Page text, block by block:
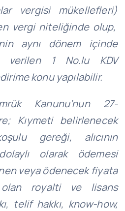
vergisi mükellefleri)
vergi niteliğinde olup,
aynı dönem içinde
verilen 1 No.lu KDV
konu yapılabilir.
Kanunu’nun 27-
Kıymeti belirlenecek
gereği, alıcının
olarak ödemesi
veya ödenecek fiyata
royalti ve lisans
telif hakkı, know-how,